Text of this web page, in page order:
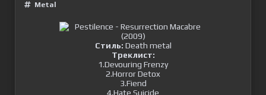
Metal
Стиль: Death metal
Треклист:
1.Devouring Frenzy
2.Horror Detox
3.Fiend
4.Hate Suicide